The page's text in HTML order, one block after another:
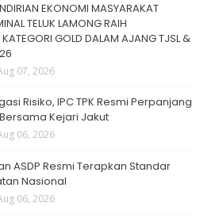
EKONOMI MASYARAKAT
TELUK LAMONG RAIH
GOLD DALAM AJANG TJSL &
07, 2026
Risiko, IPC TPK Resmi Perpanjang
Kejari Jakut
06, 2026
ASDP Resmi Terapkan Standar
Nasional
06, 2026